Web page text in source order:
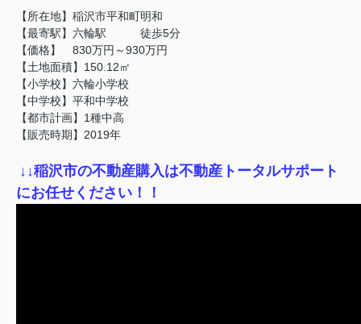
【所在地】稲沢市平和町明和
【最寄駅】六輪駅 徒歩5分
【価格】 830万円～930万円
【土地面積】150.12㎡
【小学校】六輪小学校
【中学校】平和中学校
【都市計画】1種中高
【販売時期】2019年
↓ ↓稲沢市の不動産購入は不動産トータルサポート
にお任せください！！